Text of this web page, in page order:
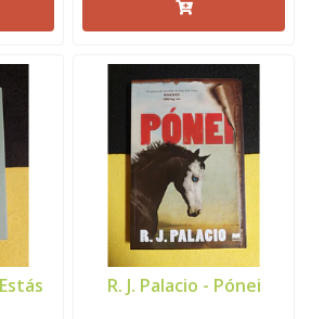
R. J. Palacio - Pónei